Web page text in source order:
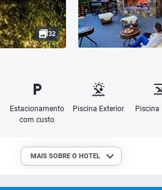
32
Estacionamento
com custo
Piscina Exterior Piscina
MAIS SOBRE O HOTEL